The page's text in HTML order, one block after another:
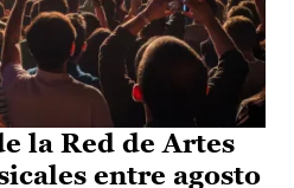
la Red de Artes
entre agosto